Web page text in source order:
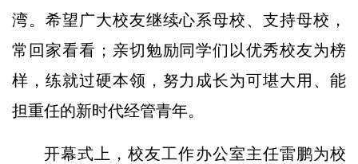
湾。希望广大校友继续心系母校、支持母校，
常回家看看；亲切勉励同学们以优秀校友为榜
样，练就过硬本领，努力成长为可堪大用、能
担重任的新时代经管青年。
开幕式上，校友工作办公室主任雷鹏为校